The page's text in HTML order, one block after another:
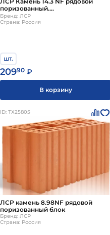
поризованный.
крупноформатный блок
Бренд: ЛСР
Страна: Россия
шт.
20990 ₽
В корзину
ID: ТХ25805
ЛСР камень 8.98NF рядовой
поризованный блок
Бренд: ЛСР
Страна: Россия